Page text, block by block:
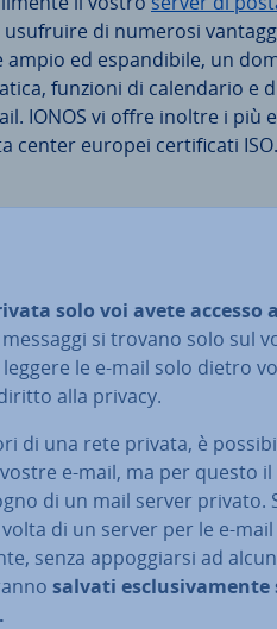
usufruire di numerosi
ampio ed espan­di­bi­le, un
funzioni di ca­len­da­rio e
IONOS vi offre inoltre i più
center europei cer­ti­fi­ca­ti ISO.
solo voi avete accesso
messaggi si trovano solo sul
le e-mail solo dietro
alla privacy.
di una rete privata, è
e-mail, ma per questo
di un mail server privato.
di un server per le e-
senza ap­pog­giar­si ad
salvati